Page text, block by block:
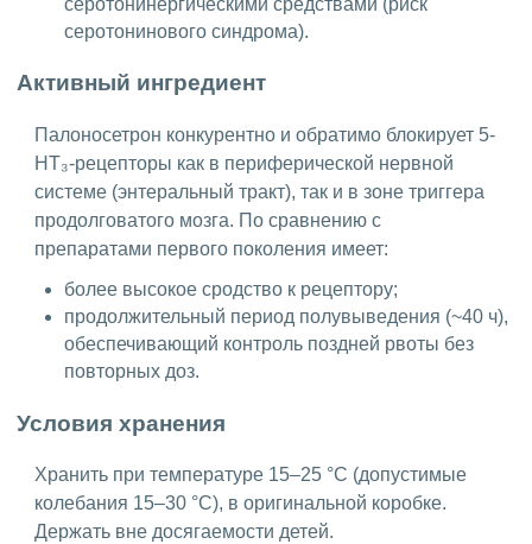
серотонинового синдрома).
Активный ингредиент
Палоносетрон конкурентно и обратимо блокирует 5-
НТ₃-рецепторы как в периферической нервной
системе (энтеральный тракт), так и в зоне триггера
продолговатого мозга. По сравнению с
препаратами первого поколения имеет:
более высокое сродство к рецептору;
продолжительный период полувыведения (~40 ч),
обеспечивающий контроль поздней рвоты без
повторных доз.
Условия хранения
Хранить при температуре 15–25 °C (допустимые
колебания 15–30 °C), в оригинальной коробке.
Держать вне досягаемости детей.